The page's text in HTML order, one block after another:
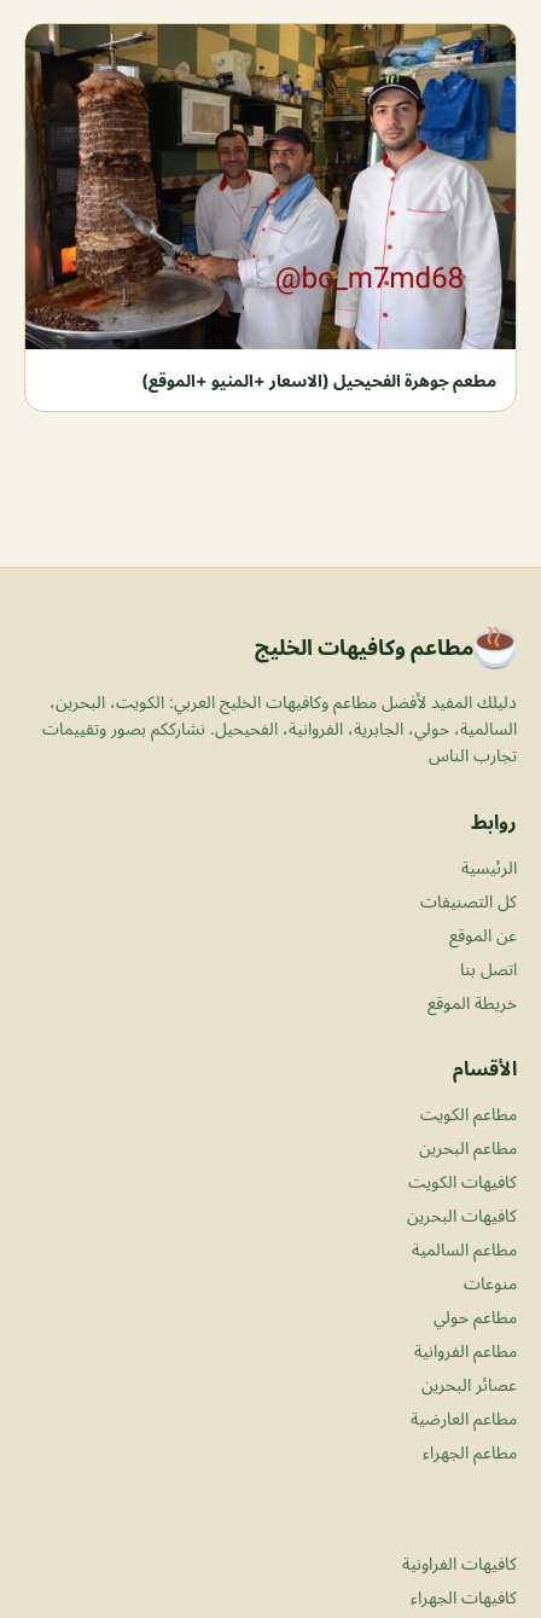
مطعم جوهرة الفحيحيل (الاسعار +المنيو +الموقع)
مطاعم وكافيهات الخليج
دليلك المفيد لأفضل مطاعم وكافيهات الخليج العربي: الكويت، البحرين،
السالمية، حولي، الجابرية، الفروانية، الفحيحيل. نشارككم بصور وتقييمات
تجارب الناس
روابط
الرئيسية
كل التصنيفات
عن الموقع
اتصل بنا
خريطة الموقع
الأقسام
مطاعم الكويت
مطاعم البحرين
كافيهات الكويت
كافيهات البحرين
مطاعم السالمية
منوعات
مطاعم حولي
مطاعم الفروانية
عصائر البحرين
مطاعم العارضية
مطاعم الجهراء
كافيهات الفراونية
كافيهات الجهراء